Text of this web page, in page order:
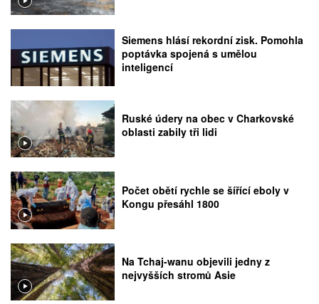
Siemens hlásí rekordní zisk. Pomohla
poptávka spojená s umělou
inteligencí
Ruské údery na obec v Charkovské
oblasti zabily tři lidi
Počet obětí rychle se šířící eboly v
Kongu přesáhl 1800
Na Tchaj-wanu objevili jedny z
nejvyšších stromů Asie